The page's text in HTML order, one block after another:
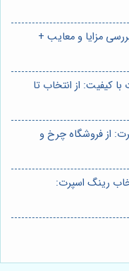
مزایا و معایب +
کیفیت: از انتخاب تا
از فروشگاه چرخ و
رینگ اسپرت: